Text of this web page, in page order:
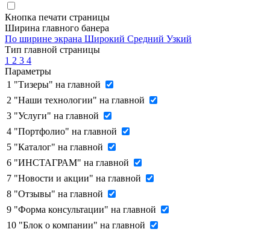
Кнопка печати страницы
Ширина главного банера
По ширине экрана Широкий Средний Узкий
Тип главной страницы
1 2 3 4
Параметры
1 "Тизеры" на главной
2 "Наши технологии" на главной
3 "Услуги" на главной
4 "Портфолио" на главной
5 "Каталог" на главной
6 "ИНСТАГРАМ" на главной
7 "Новости и акции" на главной
8 "Отзывы" на главной
9 "Форма консультации" на главной
10 "Блок о компании" на главной